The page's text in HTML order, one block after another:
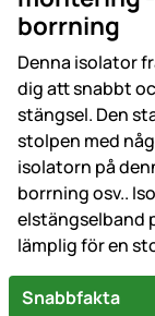
borrning
Denna isolator
dig att snabbt
stängsel. Den
stolpen med
isolatorn på
borrning osv..
elstängselband
lämplig för en
Snabbfakta